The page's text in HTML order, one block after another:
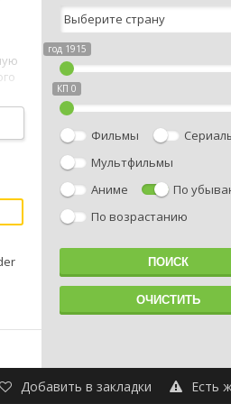
год 1915
КП 0
Фильмы
Мультфильмы
Аниме
По
По возрастанию
Добавить в закладки Есть